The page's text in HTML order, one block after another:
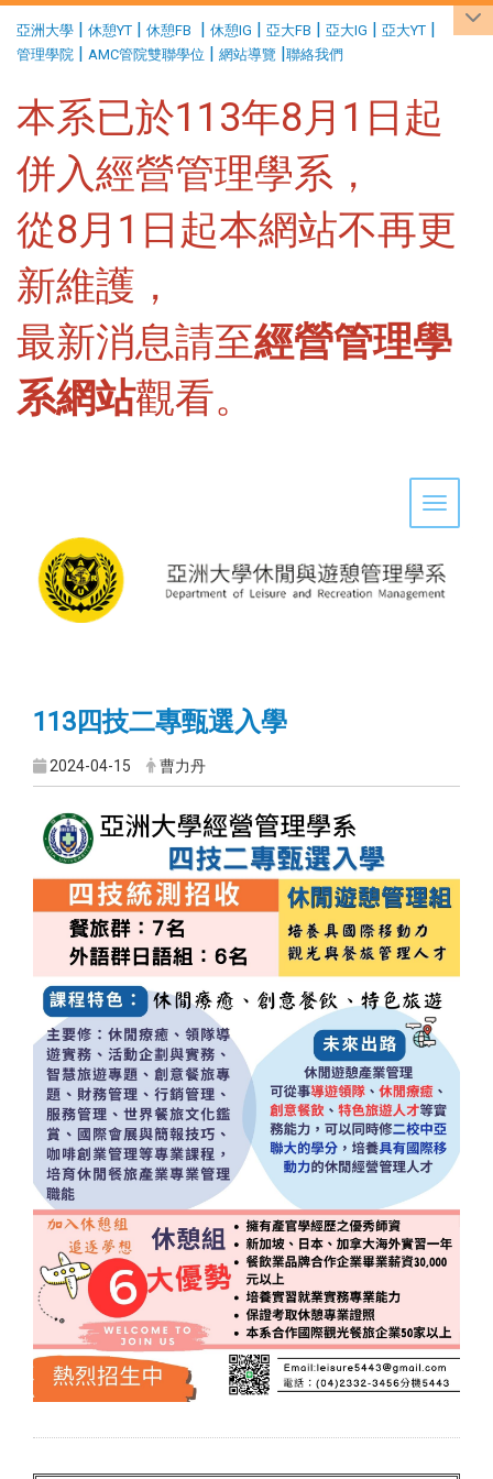
亞洲大學 | 休憩YT | 休憩FB | 休憩IG | 亞大FB | 亞大IG | 亞大YT |
管理學院 | AMC管院雙聯學位 | 網站導覽 |聯絡我們
本系已於113年8月1日起
併入經營管理學系，
從8月1日起本網站不再更
新維護，
最新消息請至經營管理學
系網站觀看。
Toggle
113四技二專甄選入學
2024-04-15 曹力丹